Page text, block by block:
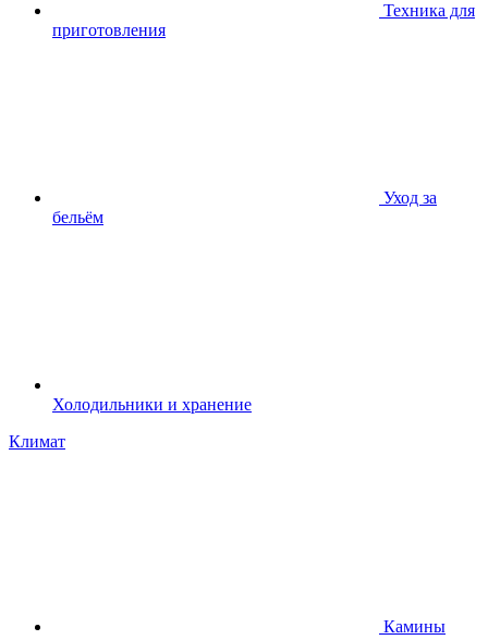
Техника для
приготовления
Уход за
бельём
Холодильники и хранение
Климат
Камины